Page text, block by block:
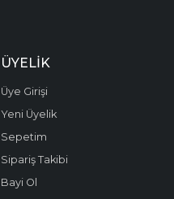
ÜYELIK
Üye Girişi
Yeni Üyelik
Sepetim
Sipariş Takibi
Bayi Ol